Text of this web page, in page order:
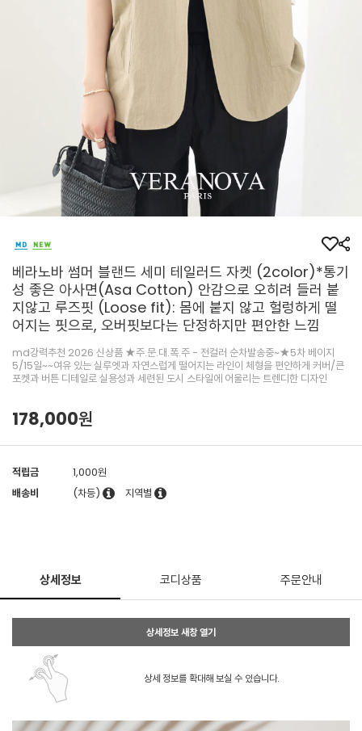
베라노바 썸머 블랜드 세미 테일러드 자켓 (2color)*통기
성 좋은 아사면(Asa Cotton) 안감으로 오히려 들러 붙
지않고 루즈핏 (Loose fit): 몸에 붙지 않고 헐렁하게 떨
어지는 핏으로, 오버핏보다는 단정하지만 편안한 느낌
md강력추천 2026 신상품 ★주.문.대.폭.주 - 전컬러 순차발송중~★5차 베이지
5/15일~~여유 있는 실루엣과 자연스럽게 떨어지는 라인이 체형을 편안하게 커버/큰
포켓과 버튼 디테일로 실용성과 세련된 도시 스타일에 어울리는 트렌디한 디자인
178,000원
적립금
1,000원
배송비
(차등) 지역별
상세정보 코디상품 주문안내
상세정보 새창 열기
상세 정보를 확대해 보실 수 있습니다.